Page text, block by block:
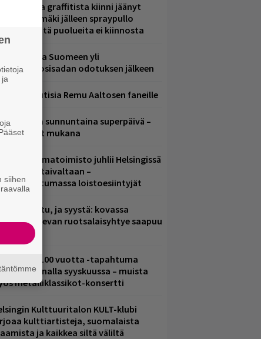
graffitista kiinni jäänyt
Arhinmäki jälleen spraypullo
– näitä puolueita ei kiinnosta
palaa Suomeen yli
odotuksen jälkeen
uutisia Remu Aaltosen faneille
sunnuntaina superpäivä –
artistit mukana
ohjelmatoimisto juhlii Helsingissä
vuotista taivaltaan –
loistoesiintyjät
mainittu, ja syystä: kovassa
olevan ruotsalaisyhtye saapuu
Yle 100 vuotta -tapahtuma
Arenalla syyskuussa – muista
metalliklassikot-konsertti
Kulttuuritalon KULT-klubi
kulttiartisteja, suomalaista
ja kaikkea siltä väliltä
siihen